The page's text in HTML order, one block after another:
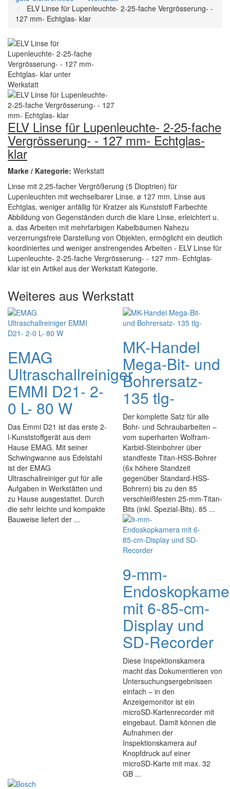
ELV Linse für Lupenleuchte- 2-25-fache Vergrösserung- -
127 mm- Echtglas- klar
ELV Linse für Lupenleuchte- 2-25-fache
Vergrösserung- - 127 mm- Echtglas-
klar
Marke / Kategorie: Werkstatt
Linse mit 2,25-facher Vergrößerung (5 Dioptrien) für
Lupenleuchten mit wechselbarer Linse. ø 127 mm. Linse aus
Echtglas, weniger anfällig für Kratzer als Kunststoff Farbechte
Abbildung von Gegenständen durch die klare Linse, erleichtert u.
a. das Arbeiten mit mehrfarbigen Kabelbäumen Nahezu
verzerrungsfreie Darstellung von Objekten, ermöglicht ein deutlich
koordiniertes und weniger anstrengendes Arbeiten - ELV Linse für
Lupenleuchte- 2-25-fache Vergrösserung- - 127 mm- Echtglas-
klar ist ein Artikel aus der Werkstatt Kategorie.
Weiteres aus Werkstatt
EMAG
Ultraschallreiniger
EMMI D21- 2-
0 L- 80 W
Das Emmi D21 ist das erste 2-
l-Kunststoffgerät aus dem
Hause EMAG. Mit seiner
Schwingwanne aus Edelstahl
ist der EMAG
Ultraschallreiniger gut für alle
Aufgaben in Werkstätten und
zu Hause ausgestattet. Durch
die sehr leichte und kompakte
Bauweise liefert der ...
MK-Handel
Mega-Bit- und
Bohrersatz-
135 tlg-
Der komplette Satz für alle
Bohr- und Schraubarbeiten –
vom superharten Wolfram-
Karbid-Steinbohrer über
standfeste Titan-HSS-Bohrer
(6x höhere Standzeit
gegenüber Standard-HSS-
Bohrern) bis zu den 85
verschleißfesten 25-mm-Titan-
Bits (inkl. Spezial-Bits). 85 ...
9-mm-
mit 6-85-cm-
Display und
SD-Recorder
Diese Inspektionskamera
macht das Dokumentieren von
Untersuchungsergebnissen
einfach – in den
Anzeigemonitor ist ein
microSD-Kartenrecorder mit
eingebaut. Damit können die
Aufnahmen der
Inspektionskamera auf
Knopfdruck auf einer
microSD-Karte mit max. 32
GB ...